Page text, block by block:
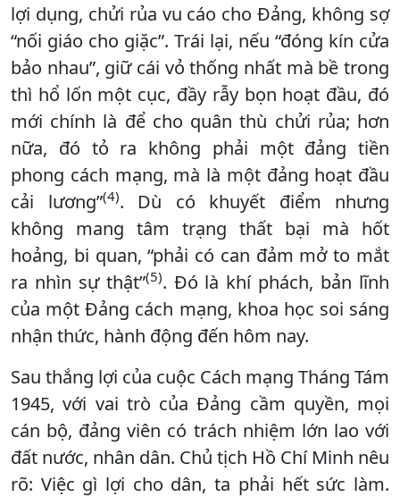
lợi dụng, chửi rủa vu cáo cho Đảng, không sợ
“nối giáo cho giặc”. Trái lại, nếu “đóng kín cửa
bảo nhau”, giữ cái vỏ thống nhất mà bề trong
thì hổ lốn một cục, đầy rẫy bọn hoạt đầu, đó
mới chính là để cho quân thù chửi rủa; hơn
nữa, đó tỏ ra không phải một đảng tiền
phong cách mạng, mà là một đảng hoạt đầu
cải lương”(4). Dù có khuyết điểm nhưng
không mang tâm trạng thất bại mà hốt
hoảng, bi quan, “phải có can đảm mở to mắt
ra nhìn sự thật”(5). Đó là khí phách, bản lĩnh
của một Đảng cách mạng, khoa học soi sáng
nhận thức, hành động đến hôm nay.
Sau thắng lợi của cuộc Cách mạng Tháng Tám
1945, với vai trò của Đảng cầm quyền, mọi
cán bộ, đảng viên có trách nhiệm lớn lao với
đất nước, nhân dân. Chủ tịch Hồ Chí Minh nêu
rõ: Việc gì lợi cho dân, ta phải hết sức làm.